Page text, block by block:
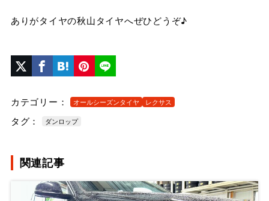
ありがタイヤの秋山タイヤへぜひどうぞ♪
カテゴリー： オールシーズンタイヤ レクサス
タグ： ダンロップ
関連記事